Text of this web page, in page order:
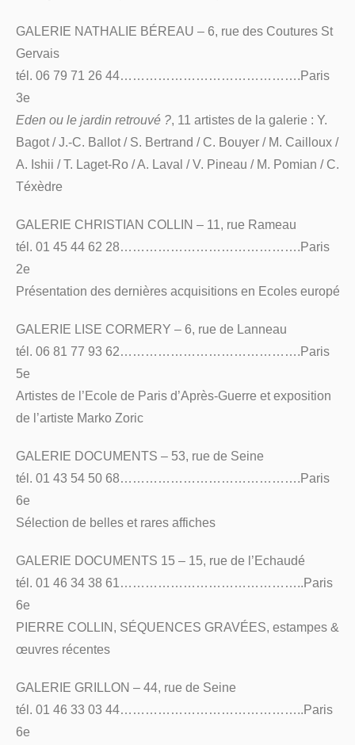
GALERIE NATHALIE BÉREAU – 6, rue des Coutures St
Gervais
tél. 06 79 71 26 44…………………………………….Paris
3e
Eden ou le jardin retrouvé ?, 11 artistes de la galerie : Y.
Bagot / J.-C. Ballot / S. Bertrand / C. Bouyer / M. Cailloux /
A. Ishii / T. Laget-Ro / A. Laval / V. Pineau / M. Pomian / C.
Téxèdre
GALERIE CHRISTIAN COLLIN – 11, rue Rameau
tél. 01 45 44 62 28…………………………………….Paris
2e
Présentation des dernières acquisitions en Ecoles
GALERIE LISE CORMERY – 6, rue de Lanneau
tél. 06 81 77 93 62…………………………………….Paris
5e
Artistes de l’Ecole de Paris d’Après-Guerre et exposition
de l’artiste Marko Zoric
GALERIE DOCUMENTS – 53, rue de Seine
tél. 01 43 54 50 68…………………………………….Paris
6e
Sélection de belles et rares affiches
GALERIE DOCUMENTS 15 – 15, rue de l’Echaudé
tél. 01 46 34 38 61……………………………………..Paris
6e
PIERRE COLLIN, SÉQUENCES GRAVÉES, estampes &
œuvres récentes
GALERIE GRILLON – 44, rue de Seine
tél. 01 46 33 03 44……………………………………..Paris
6e